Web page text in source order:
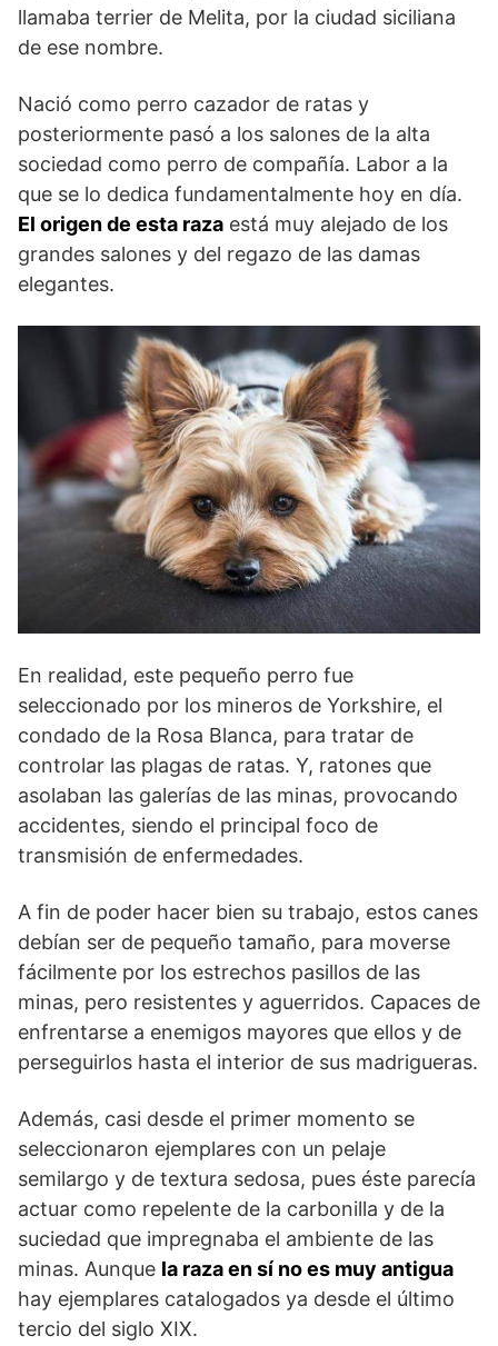
llamaba terrier de Melita, por la ciudad siciliana
de ese nombre.
Nació como perro cazador de ratas y
posteriormente pasó a los salones de la alta
sociedad como perro de compañía. Labor a la
que se lo dedica fundamentalmente hoy en día.
El origen de esta raza está muy alejado de los
grandes salones y del regazo de las damas
elegantes.
En realidad, este pequeño perro fue
seleccionado por los mineros de Yorkshire, el
condado de la Rosa Blanca, para tratar de
controlar las plagas de ratas. Y, ratones que
asolaban las galerías de las minas, provocando
accidentes, siendo el principal foco de
transmisión de enfermedades.
A fin de poder hacer bien su trabajo, estos canes
debían ser de pequeño tamaño, para moverse
fácilmente por los estrechos pasillos de las
minas, pero resistentes y aguerridos. Capaces de
enfrentarse a enemigos mayores que ellos y de
perseguirlos hasta el interior de sus madrigueras.
Además, casi desde el primer momento se
seleccionaron ejemplares con un pelaje
semilargo y de textura sedosa, pues éste parecía
actuar como repelente de la carbonilla y de la
suciedad que impregnaba el ambiente de las
minas. Aunque la raza en sí no es muy antigua
hay ejemplares catalogados ya desde el último
tercio del siglo XIX.